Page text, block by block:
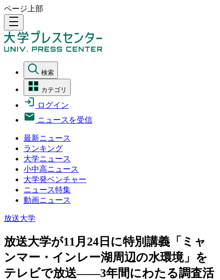
ページ上部
density_medium
検索
カテゴリ
ログイン
ニュースを受信
最新ニュース
ランキング
大学ニュース
小中高ニュース
大学発ベンチャー
ニュース特集
動画ニュース
放送大学
放送大学が11月24日に特別講義「ミャ
ンマー・インレー湖周辺の水環境」を
テレビで放送――3年間にわたる調査活